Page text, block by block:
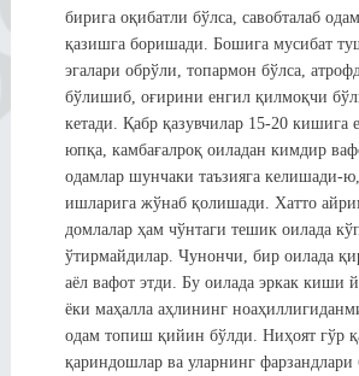
бирига оқибатли бўлса, савобталаб
қазишга боришади. Бошига мусибат
эгалари обрўли, топармон бўлса,
бўлишиб, оғирини енгил қилмоқчи
кетади. Қабр қазувчилар 15-20 кишига
юпқа, камбағалроқ оиладан кимдир
одамлар шунчаки таъзияга келишади-
ишларига жўнаб қолишади. Хатто
домлалар ҳам чўнтаги тешик оилада
ўтирмайдилар. Чунончи, бир оилада
аёл вафот этди. Бу оилада эркак киши
ёки маҳалла аҳлининг
одам топиш қийин бўлди. Ниҳоят гўр
қариндошлар ва уларнинг фарзандлари